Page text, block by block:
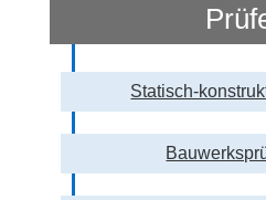
Statisch-